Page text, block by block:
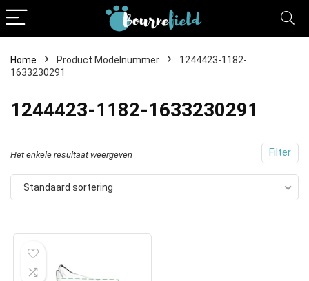
Home Product Modelnummer
1244423-1182-
1633230291
1244423-1182-1633230291
Filter
Het enkele resultaat weergeven
Standaard sortering